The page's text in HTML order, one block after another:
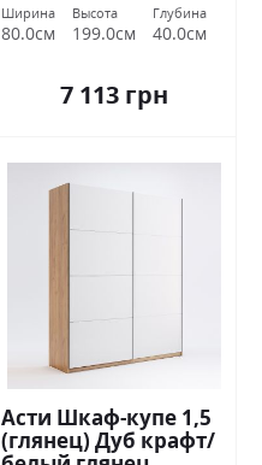
Ширина
80.0см
Высота
199.0см
Глубина
40.0см
7 113 грн
Асти Шкаф-купе 1,5
(глянец) Дуб крафт/